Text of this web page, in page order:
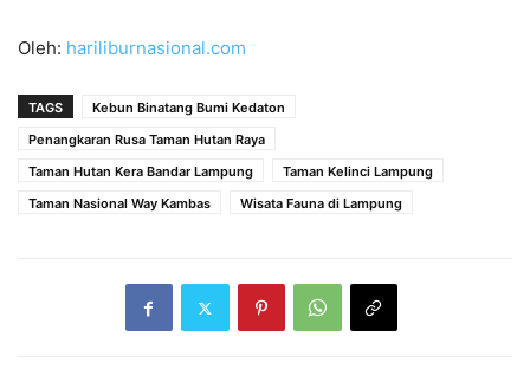
Oleh: hariliburnasional.com
TAGS
Kebun Binatang Bumi Kedaton
Penangkaran Rusa Taman Hutan Raya
Taman Hutan Kera Bandar Lampung
Taman Kelinci Lampung
Taman Nasional Way Kambas
Wisata Fauna di Lampung